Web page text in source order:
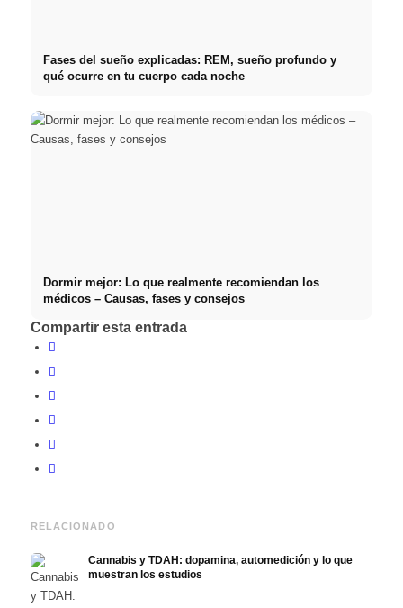
Fases del sueño explicadas: REM, sueño profundo y
qué ocurre en tu cuerpo cada noche
Dormir mejor: Lo que realmente recomiendan los
médicos – Causas, fases y consejos
Compartir esta entrada
RELACIONADO
Cannabis y TDAH: dopamina, automedición y lo que
muestran los estudios